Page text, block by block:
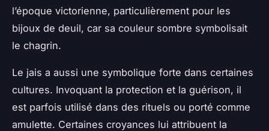
l’époque victorienne, particulièrement pour les
bijoux de deuil, car sa couleur sombre symbolisait
le chagrin.
Le jais a aussi une symbolique forte dans certaines
cultures. Invoquant la protection et la guérison, il
est parfois utilisé dans des rituels ou porté comme
amulette. Certaines croyances lui attribuent la